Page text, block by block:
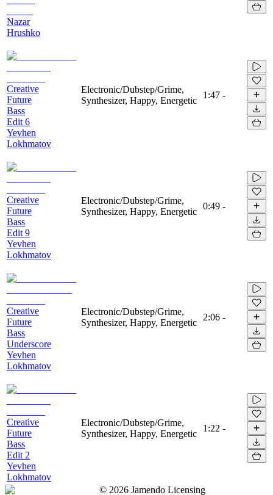
Nazar
Hrushko
Creative
Future
Bass
Edit 6
Yevhen
Lokhmatov
Electronic/Dubstep/Grime,
Synthesizer, Happy, Energetic
1:47 -
Creative
Future
Bass
Edit 9
Yevhen
Lokhmatov
Electronic/Dubstep/Grime,
Synthesizer, Happy, Energetic
0:49 -
Creative
Future
Bass
Underscore
Yevhen
Lokhmatov
Electronic/Dubstep/Grime,
Synthesizer, Happy, Energetic
2:06 -
Creative
Future
Bass
Edit 2
Yevhen
Lokhmatov
Electronic/Dubstep/Grime,
Synthesizer, Happy, Energetic
1:22 -
© 2026 Jamendo Licensing